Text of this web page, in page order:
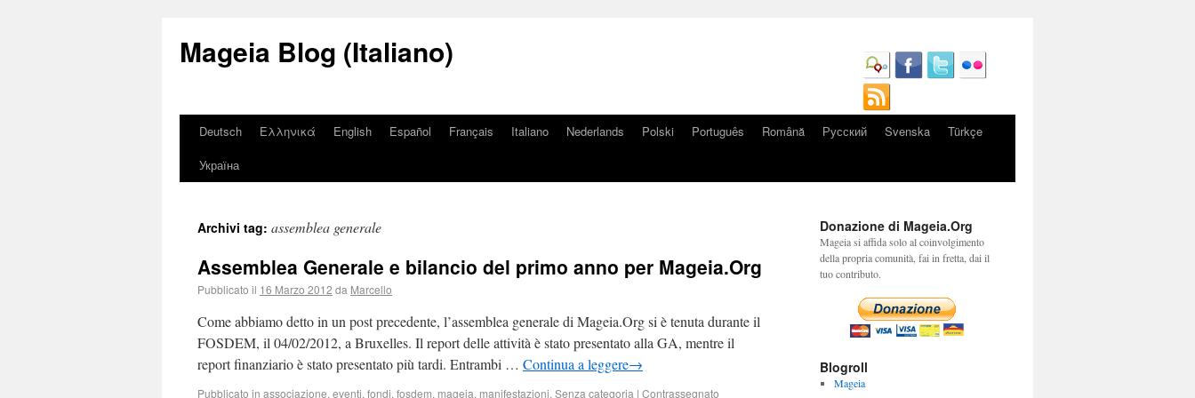
Mageia Blog (Italiano)
Deutsch Ελληνικά English Español Français Italiano Nederlands Polski Português Română Русский Svenska
Türkçe
Україна
Archivi tag: assemblea generale
Assemblea Generale e bilancio del primo anno per Mageia.Org
Pubblicato il 16 Marzo 2012 da Marcello
Come abbiamo detto in un post precedente, l’assemblea generale di Mageia.Org si è tenuta durante il
FOSDEM, il 04/02/2012, a Bruxelles. Il report delle attività è stato presentato alla GA, mentre il
report finanziario è stato presentato più tardi. Entrambi … Continua a leggere→
Pubblicato in associazione, eventi, fondi, fosdem, mageia, manifestazioni, Senza categoria | Contrassegnato
Donazione di Mageia.Org
Mageia si affida solo al coinvolgimento
della propria comunità, fai in fretta, dai il
tuo contributo.
Blogroll
Mageia